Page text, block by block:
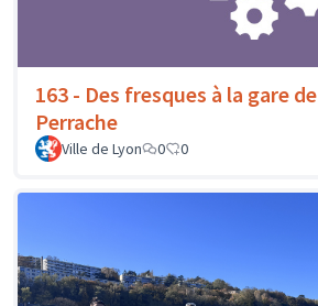
163 - Des fresques à la gare de
Perrache
Ville de Lyon
0 0